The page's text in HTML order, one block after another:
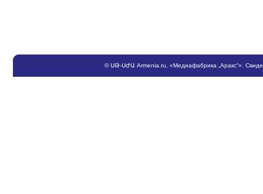
©ՍԹ-ՍԺԱ Armenia.ru , «Медиафабрика „Аракс“».